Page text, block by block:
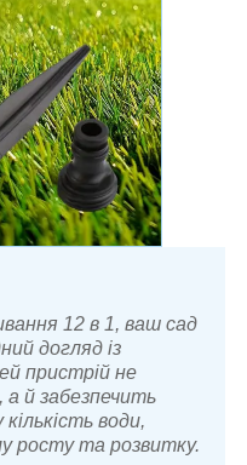
12 в 1, ваш сад
догляд із
пристрій не
й забезпечить
води,
росту та розвитку.